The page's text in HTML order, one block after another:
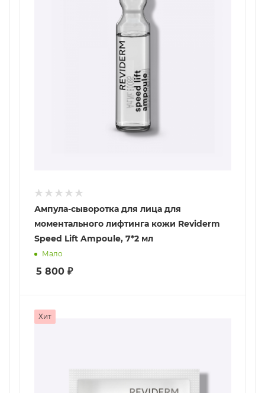
Ампула-сыворотка для лица для
моментального лифтинга кожи Reviderm
Speed Lift Ampoule, 7*2 мл
Мало
5 800 ₽
Хит